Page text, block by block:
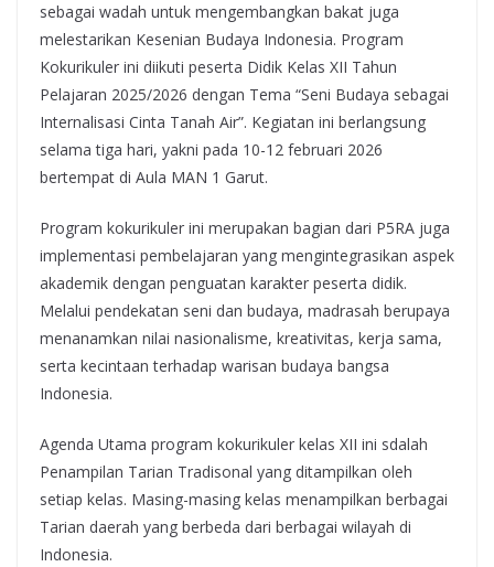
sebagai wadah untuk mengembangkan bakat juga
melestarikan Kesenian Budaya Indonesia. Program
Kokurikuler ini diikuti peserta Didik Kelas XII Tahun
Pelajaran 2025/2026 dengan Tema “Seni Budaya sebagai
Internalisasi Cinta Tanah Air”. Kegiatan ini berlangsung
selama tiga hari, yakni pada 10-12 februari 2026
bertempat di Aula MAN 1 Garut.
Program kokurikuler ini merupakan bagian dari P5RA juga
implementasi pembelajaran yang mengintegrasikan aspek
akademik dengan penguatan karakter peserta didik.
Melalui pendekatan seni dan budaya, madrasah berupaya
menanamkan nilai nasionalisme, kreativitas, kerja sama,
serta kecintaan terhadap warisan budaya bangsa
Indonesia.
Agenda Utama program kokurikuler kelas XII ini sdalah
Penampilan Tarian Tradisonal yang ditampilkan oleh
setiap kelas. Masing-masing kelas menampilkan berbagai
Tarian daerah yang berbeda dari berbagai wilayah di
Indonesia.